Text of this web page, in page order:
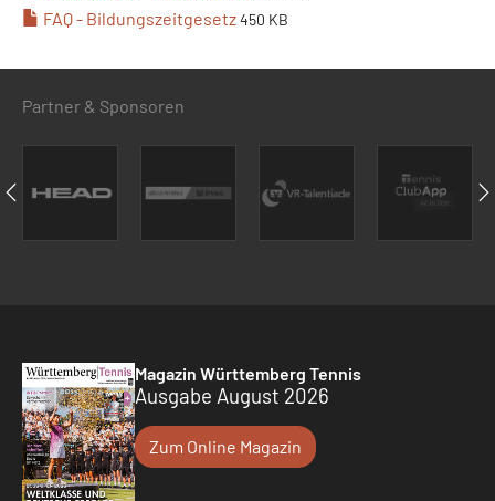
FAQ - Bildungszeitgesetz450 KB
Partner & Sponsoren
Magazin Württemberg Tennis
Ausgabe August 2026
Zum Online Magazin